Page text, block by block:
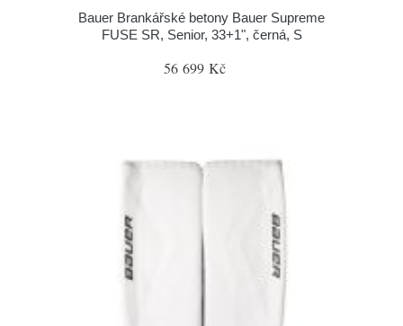
Bauer Brankářské betony Bauer Supreme
FUSE SR, Senior, 33+1", černá, S
56 699 Kč